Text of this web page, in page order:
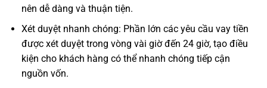
nên dễ dàng và thuận tiện.
Xét duyệt nhanh chóng: Phần lớn các yêu cầu vay tiền
được xét duyệt trong vòng vài giờ đến 24 giờ, tạo điều
kiện cho khách hàng có thể nhanh chóng tiếp cận
nguồn vốn.